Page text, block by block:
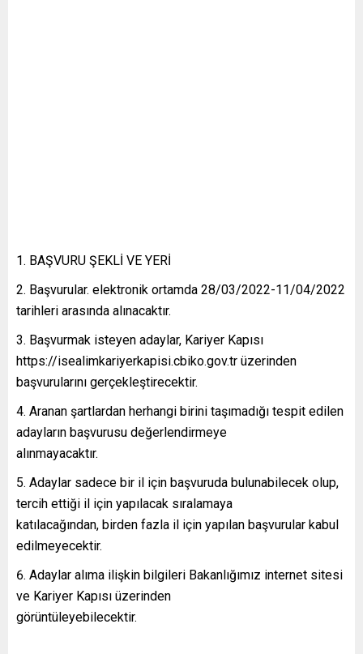
BAŞVURU ŞEKLİ VE YERİ
Başvurular. elektronik ortamda 28/03/2022-11/04/2022
tarihleri arasında alınacaktır.
Başvurmak isteyen adaylar, Kariyer Kapısı
https://isealimkariyerkapisi.cbiko.gov.tr üzerinden
başvurularını gerçekleştirecektir.
Aranan şartlardan herhangi birini taşımadığı tespit edilen
adayların başvurusu değerlendirmeye
alınmayacaktır.
Adaylar sadece bir il için başvuruda bulunabilecek olup,
tercih ettiği il için yapılacak sıralamaya
katılacağından, birden fazla il için yapılan başvurular kabul
edilmeyecektir.
Adaylar alıma ilişkin bilgileri Bakanlığımız internet sitesi
ve Kariyer Kapısı üzerinden
görüntüleyebilecektir.